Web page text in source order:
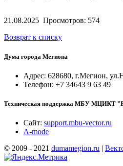
21.08.2025 Просмотров: 574
Возврат к списку
Дума города Мегиона
Адрес: 628680, г.Мегион,
Телефон: +7 34643 9 63 49
Техническая поддержка МБУ МЦИКТ
Сайт: support.mbu-vector.ru
A-mode
© 2009 - 2021 dumamegion.ru |